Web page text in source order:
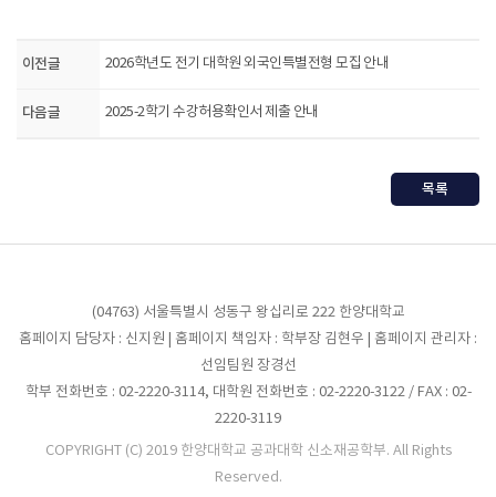
이전글 2026학년도 전기 대학원 외국인특별전형 모집 안내
다음글 2025-2학기 수강허용확인서 제출 안내
목록
(04763) 서울특별시 성동구 왕십리로 222 한양대학교
홈페이지 담당자 : 신지원 | 홈페이지 책임자 : 학부장 김현우 | 홈페이지 관리자 :
선임팀원 장경선
학부 전화번호 : 02-2220-3114, 대학원 전화번호 : 02-2220-3122 / FAX : 02-
2220-3119
COPYRIGHT (C) 2019 한양대학교 공과대학 신소재공학부. All Rights
Reserved.